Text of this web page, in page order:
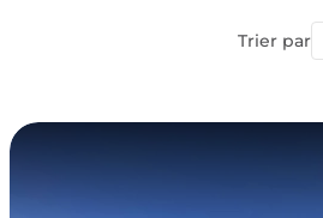
Trier par